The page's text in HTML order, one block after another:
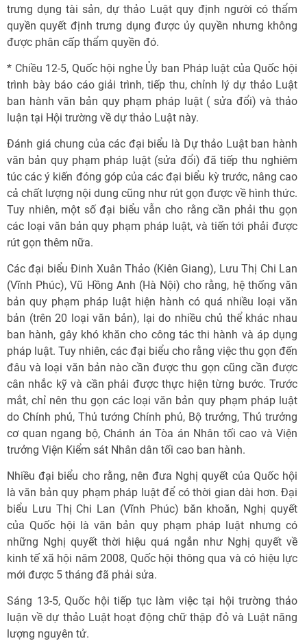
trưng dụng tài sản, dự thảo Luật quy định người có thẩm
quyền quyết định trưng dụng được ủy quyền nhưng không
được phân cấp thẩm quyền đó.
* Chiều 12-5, Quốc hội nghe Ủy ban Pháp luật của Quốc hội
trình bày báo cáo giải trình, tiếp thu, chỉnh lý dự thảo Luật
ban hành văn bản quy phạm pháp luật ( sửa đổi) và thảo
luận tại Hội trường về dự thảo Luật này.
Đánh giá chung của các đại biểu là Dự thảo Luật ban hành
văn bản quy phạm pháp luật (sửa đổi) đã tiếp thu nghiêm
túc các ý kiến đóng góp của các đại biểu kỳ trước, nâng cao
cả chất lượng nội dung cũng như rút gọn được về hình thức.
Tuy nhiên, một số đại biểu vẫn cho rằng cần phải thu gọn
các loại văn bản quy phạm pháp luật, và tiến tới phải được
rút gọn thêm nữa.
Các đại biểu Đinh Xuân Thảo (Kiên Giang), Lưu Thị Chi Lan
(Vĩnh Phúc), Vũ Hồng Anh (Hà Nội) cho rằng, hệ thống văn
bản quy phạm pháp luật hiện hành có quá nhiều loại văn
bản (trên 20 loại văn bản), lại do nhiều chủ thể khác nhau
ban hành, gây khó khăn cho công tác thi hành và áp dụng
pháp luật. Tuy nhiên, các đại biểu cho rằng việc thu gọn đến
đâu và loại văn bản nào cần được thu gọn cũng cần được
cân nhắc kỹ và cần phải được thực hiện từng bước. Trước
mắt, chỉ nên thu gọn các loại văn bản quy phạm pháp luật
do Chính phủ, Thủ tướng Chính phủ, Bộ trưởng, Thủ trưởng
cơ quan ngang bộ, Chánh án Tòa án Nhân tối cao và Viện
trưởng Viện Kiểm sát Nhân dân tối cao ban hành.
Nhiều đại biểu cho rằng, nên đưa Nghị quyết của Quốc hội
là văn bản quy phạm pháp luật để có thời gian dài hơn. Đại
biểu Lưu Thị Chi Lan (Vĩnh Phúc) băn khoăn, Nghị quyết
của Quốc hội là văn bản quy phạm pháp luật nhưng có
những Nghị quyết thời hiệu quá ngắn như Nghị quyết về
kinh tế xã hội năm 2008, Quốc hội thông qua và có hiệu lực
mới được 5 tháng đã phải sửa.
Sáng 13-5, Quốc hội tiếp tục làm việc tại hội trường thảo
luận về dự thảo Luật hoạt động chữ thập đỏ và Luật năng
lượng nguyên tử.